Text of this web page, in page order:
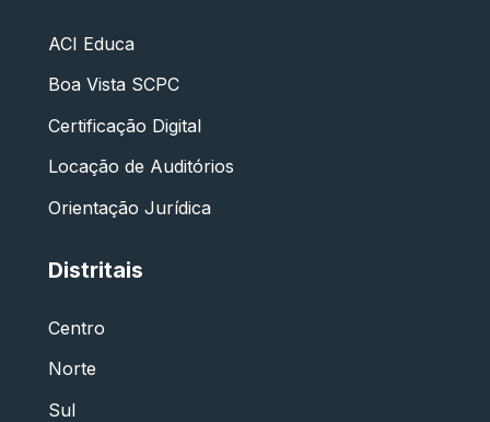
ACI Educa
Boa Vista SCPC
Certificação Digital
Locação de Auditórios
Orientação Jurídica
Distritais
Centro
Norte
Sul